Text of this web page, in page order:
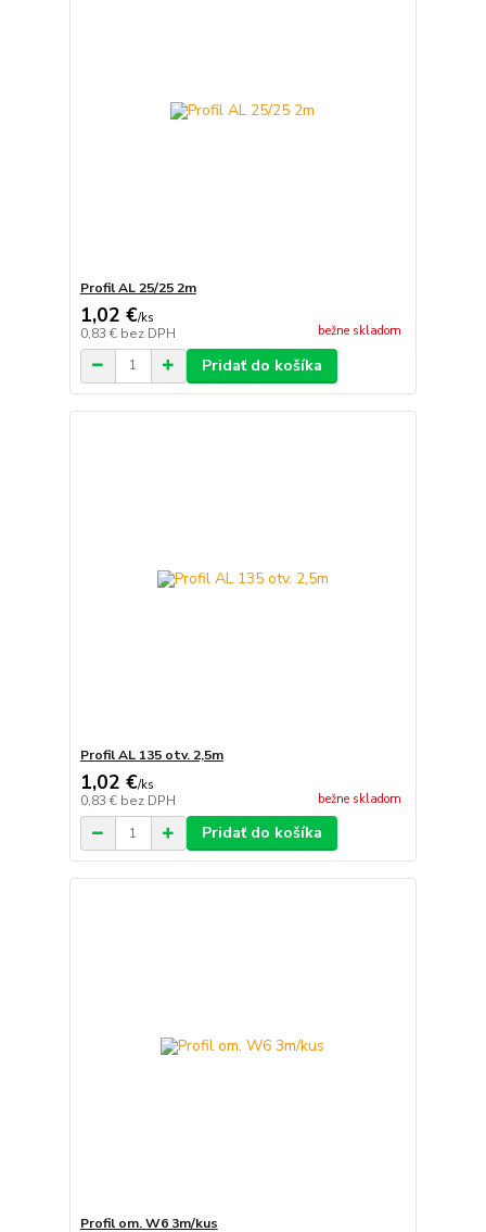
Profil AL 25/25 2m
1,02 €/ks
0,83 € bez DPH bežne skladom
Pridať do košíka
Profil AL 135 otv. 2,5m
1,02 €/ks
0,83 € bez DPH bežne skladom
Pridať do košíka
Profil om. W6 3m/kus